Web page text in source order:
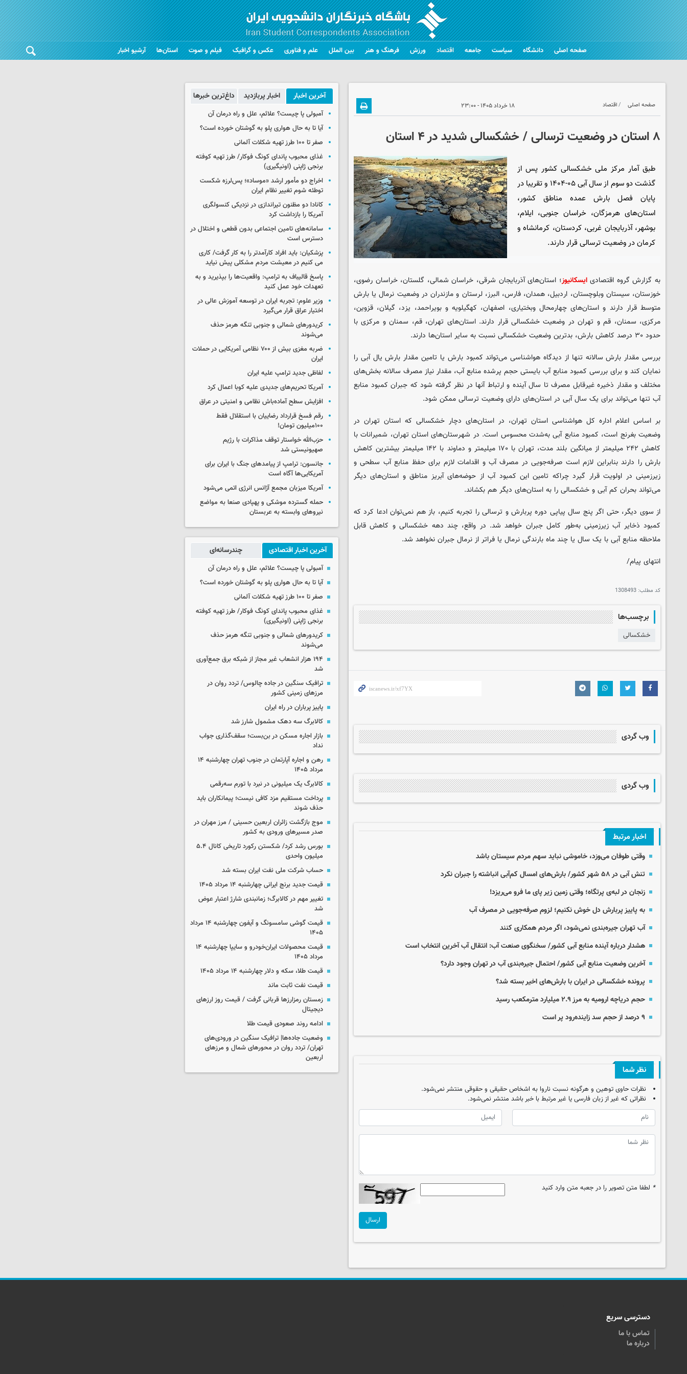
صفحه اصلی دانشگاه سیاست جامعه اقتصاد ورزش فرهنگ و هنر بین الملل علم و فناوری عکس و گرافیک فیلم و صوت استان‌ها آرشیو اخبار
صفحه اصلی اقتصاد ۱۸ خرداد ۱۴۰۵ - ۲۳:۰۰
۸ استان در وضعیت ترسالی / خشکسالی شدید در ۴ استان
طبق آمار مرکز ملی خشکسالی کشور پس از
گذشت دو سوم از سال آبی ۰۵-۱۴۰۴ و تقریبا در
پایان فصل بارش عمده مناطق کشور،
استان‌های هرمزگان، خراسان جنوبی، ایلام،
بوشهر، آذربایجان غربی، کردستان، کرمانشاه و
کرمان در وضعیت ترسالی قرار دارند.
به گزارش گروه اقتصادیایسکانیوز؛ استان‌های آذربایجان شرقی، خراسان شمالی، گلستان، خراسان رضوی،
خوزستان، سیستان وبلوچستان، اردبیل، همدان، فارس، البرز، لرستان و مازندران در وضعیت نرمال یا بارش
متوسط قرار دارند و استان‌های چهارمحال وبختیاری، اصفهان، کهگیلویه و بویراحمد، یزد، گیلان، قزوین،
مرکزی، سمنان، قم و تهران در وضعیت خشکسالی قرار دارند. استان‌های تهران، قم، سمنان و مرکزی با
حدود ۳۰ درصد کاهش بارش، بدترین وضعیت خشکسالی نسبت به سایر استان‌ها دارند.
بررسی مقدار بارش سالانه تنها از دیدگاه هواشناسی می‌تواند کمبود بارش یا تامین مقدار بارش یال آبی را
نمایان کند و برای بررسی کمبود منابع آب بایستی حجم پرشده منابع آب، مقدار نیاز مصرف سالانه بخش‌های
مختلف و مقدار ذخیره غیرقابل مصرف تا سال آینده و ارتباط آنها در نظر گرفته شود که جبران کمبود منابع
آب تنها می‌تواند برای یک سال آبی در استان‌های دارای وضعیت ترسالی ممکن شود.
بر اساس اعلام اداره کل هواشناسی استان تهران، در استان‌های دچار خشکسالی که استان تهران در
وضعیت بغرنج است، کمبود منابع آبی به‌شدت محسوس است. در شهرستان‌های استان تهران، شمیرانات با
کاهش ۲۴۲ میلیمتر از میانگین بلند مدت، تهران با ۱۷۰ میلیمتر و دماوند با ۱۴۲ میلیمتر بیشترین کاهش
بارش را دارند بنابراین لازم است صرفه‌جویی در مصرف آب و اقدامات لازم برای حفظ منابع آب سطحی و
زیرزمینی در اولویت قرار گیرد چراکه تامین این کمبود آب از حوضه‌های آبریز مناطق و استان‌های دیگر
می‌تواند بحران کم آبی و خشکسالی را به استان‌های دیگر هم بکشاند.
از سوی دیگر، حتی اگر پنج سال پیاپی دوره پربارش و ترسالی را تجربه کنیم، باز هم نمی‌توان ادعا کرد که
کمبود ذخایر آب زیرزمینی به‌طور کامل جبران خواهد شد. در واقع، چند دهه خشکسالی و کاهش قابل
ملاحظه منابع آبی با یک سال یا چند ماه بارندگی نرمال یا فراتر از نرمال جبران نخواهد شد.
انتهای پیام/
کد مطلب: 1308493
برچسب‌ها
خشکسالی
وب گردی
وب گردی
اخبار مرتبط
وقتی طوفان می‌وزد، خاموشی نباید سهم مردم سیستان باشد
تنش آبی در ۵۸ شهر کشور/ بارش‌های امسال کم‌آبی انباشته را جبران نکرد
زنجان در لبه‌ی پرتگاه؛ وقتی زمین زیر پای ما فرو می‌ریزد!
به پاییز پربارش دل خوش نکنیم؛ لزوم صرفه‌جویی در مصرف آب
آب تهران جیره‌بندی نمی‌شود، اگر مردم همکاری کنند
هشدار درباره آینده منابع آبی کشور/ سخنگوی صنعت آب: انتقال آب آخرین انتخاب است
آخرین وضعیت منابع آبی کشور/ احتمال جیره‌بندی آب در تهران وجود دارد؟
پرونده خشکسالی در ایران با بارش‌های اخیر بسته شد؟
حجم دریاچه ارومیه به مرز ۲.۹ میلیارد مترمکعب رسید
۹ درصد از حجم سد زاینده‌رود پر است
نظر شما
نظرات حاوی توهین و هرگونه نسبت ناروا به اشخاص حقیقی و حقوقی منتشر نمی‌شود.
نظراتی که غیر از زبان فارسی یا غیر مرتبط با خبر باشد منتشر نمی‌شود.
* لطفا متن تصویر را در جعبه متن وارد کنید
ارسال
آخرین اخبار اخبار پربازدید داغ‌ترین خبرها
آمبولی پا چیست؟ علائم، علل و راه درمان آن
آیا تا به حال هواری پلو به گوشتان خورده است؟
صفر تا ۱۰۰ طرز تهیه شکلات آلمانی
غذای محبوب پاندای کونگ فوکار/ طرز تهیه کوفته
برنجی ژاپنی (اونیگیری)
اخراج دو مأمور ارشد «موساد»؛ پس‌لرزه شکست
توطئه شوم تغییر نظام ایران
کانادا دو مظنون تیراندازی در نزدیکی کنسولگری
آمریکا را بازداشت کرد
سامانه‌های تامین اجتماعی بدون قطعی و اختلال در
دسترس است
پزشکیان: باید افراد کارآمدتر را به کار گرفت/ کاری
می کنیم در معیشت مردم مشکلی پیش نیاید
پاسخ قالیباف به ترامپ: واقعیت‌ها را بپذیرید و به
تعهدات خود عمل کنید
وزیر علوم: تجربه ایران در توسعه آموزش عالی در
اختیار عراق قرار می‌گیرد
کریدورهای شمالی و جنوبی تنگه هرمز حذف
می‌شوند
ضربه مغزی بیش از ۷۰۰ نظامی آمریکایی در حملات
ایران
لفاظی جدید ترامپ علیه ایران
آمریکا تحریم‌های جدیدی علیه کوبا اعمال کرد
افزایش سطح آماده‌باش نظامی و امنیتی در عراق
رقم فسخ قرارداد رضاییان با استقلال فقط
۱۰۰میلیون تومان!
حزب‌الله خواستار توقف مذاکرات با رژیم
صهیونیستی شد
جانسون: ترامپ از پیامدهای جنگ با ایران برای
آمریکایی‌ها آگاه است
آمریکا میزبان مجمع آژانس انرژی اتمی می‌شود
حمله گسترده موشکی و پهپادی صنعا به مواضع
نیروهای وابسته به عربستان
آخرین اخبار اقتصادی چندرسانه‌ای
آمبولی پا چیست؟ علائم، علل و راه درمان آن
آیا تا به حال هواری پلو به گوشتان خورده است؟
صفر تا ۱۰۰ طرز تهیه شکلات آلمانی
غذای محبوب پاندای کونگ فوکار/ طرز تهیه کوفته
برنجی ژاپنی (اونیگیری)
کریدورهای شمالی و جنوبی تنگه هرمز حذف
می‌شوند
۱۹۴ هزار انشعاب غیر مجاز از شبکه برق جمع‌آوری
شد
ترافیک سنگین در جاده چالوس/ تردد روان در
مرزهای زمینی کشور
پاییز پرباران در راه ایران
کالابرگ سه دهک مشمول شارز شد
بازار اجاره مسکن در بن‌بست؛ سقف‌گذاری جواب
نداد
رهن و اجاره آپارتمان در جنوب تهران چهارشنبه ۱۴
مرداد ۱۴۰۵
کالابرگ یک میلیونی در نبرد با تورم سه‌رقمی
پرداخت مستقیم مزد کافی نیست؛ پیمانکاران باید
حذف شوند
موج بازگشت زائران اربعین حسینی / مرز مهران در
صدر مسیرهای ورودی به کشور
بورس رشد کرد/ شکستن رکورد تاریخی کانال ۵.۴
میلیون واحدی
حساب‌ شرکت ملی نفت ایران بسته شد
قیمت جدید برنج ایرانی چهارشنبه ۱۴ مرداد ۱۴۰۵
تغییر مهم در کالابرگ؛ زمانبندی‌ شارژ اعتبار عوض
شد
قیمت گوشی سامسونگ و آیفون چهارشنبه ۱۴ مرداد
۱۴۰۵
قیمت محصولات ایران‌خودرو و سایپا چهارشنبه ۱۴
مرداد ۱۴۰۵
قیمت طلا، سکه و دلار چهارشنبه ۱۴ مرداد ۱۴۰۵
قیمت نفت ثابت ماند
زمستان رمزارزها قربانی گرفت / قیمت روز ارزهای
دیجیتال
ادامه روند صعودی قیمت طلا
وضعیت جاده‌ها| ترافیک سنگین در ورودی‌های
تهران/ تردد روان در محورهای شمال و مرزهای
اربعین
دسترسی سریع
تماس با ما
درباره ما